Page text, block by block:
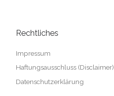
Rechtliches
Impressum
Haftungsausschluss (Disclaimer)
Datenschutzerklärung